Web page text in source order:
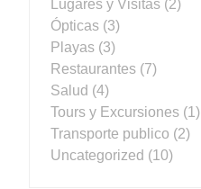
Lugares y Visitas(2)
Ópticas(3)
Playas(3)
Restaurantes(7)
Salud (4)
Tours y Excursiones(1)
Transporte publico (2)
Uncategorized (10)